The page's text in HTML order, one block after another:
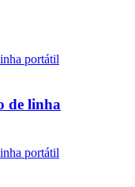
de linha